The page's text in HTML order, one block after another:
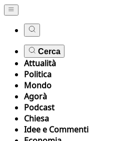
Cerca
Attualità
Politica
Mondo
Agorà
Podcast
Chiesa
Idee e Commenti